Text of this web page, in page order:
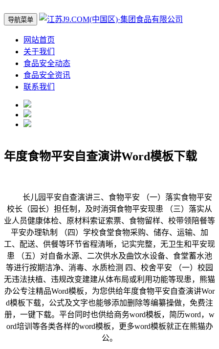
导航菜单
网站首页
关于我们
食品安全动态
食品安全资讯
联系我们
年度食物平安自查演讲Word模板下载
长儿园平安自查演讲三、食物平安 （一）落实食物平安
校长（园长）担任制，及时消弭食物平安现患 （三）落实从
业人员健康体检、原材料索证索票、食物留样、校带领陪餐等
平安办理轨制 （四）学校食堂食物采购、储存、运输、加
工、配送、供餐等环节省程清晰，记实完整，无卫生和平安现
患 （五）对自备水源、二次供水及曲饮水设备、食堂蓄水池
等进行按期洁净、消毒、水质检测 四、校舍平安 （一）校园
无违法扶植、违规改变建建从体布局或利用功能等现患，熊猫
办公专注精品Word模板，为您供给年度食物平安自查演讲Wor
d模板下载，公式及文字也能够添加删除等编纂操做，免费注
册，一键下载。平台同时也供给商务word模板，简历word，w
ord培训等各类各样的word模板，更多word模板就正在熊猫办
公。